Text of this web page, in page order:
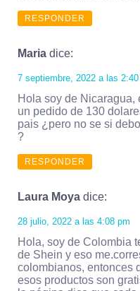
RESPONDER
Maria dice:
7 septiembre, 2022 a las 2:40
Hola soy de Nicaragua,
un pedido de 130
pais ¿pero no se si
?
RESPONDER
Laura Moya dice:
28 julio, 2022 a las 4:08 pm
Hola, soy de Colombia
de Shein y eso
colombianos, entonces
esos productos son